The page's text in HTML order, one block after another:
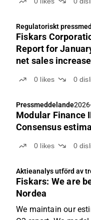
Regulatoriskt
Fiskars
Report for
net sales
free cash flow
0 likes 0
Pressmeddelande
Modular Finance
Consensus
0 likes 0
Aktieanalys utförd av
Fiskars: We are
Nordea
We maintain our